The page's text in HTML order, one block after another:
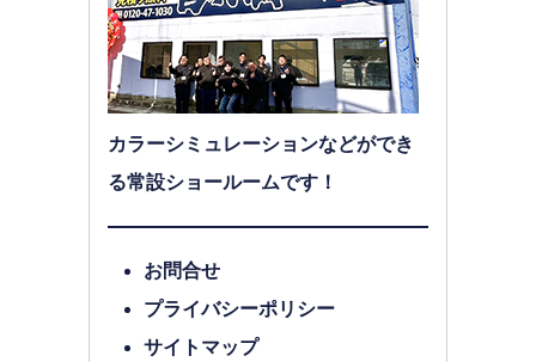
カラーシミュレーションなどができ
る常設ショールームです！
お問合せ
プライバシーポリシー
サイトマップ